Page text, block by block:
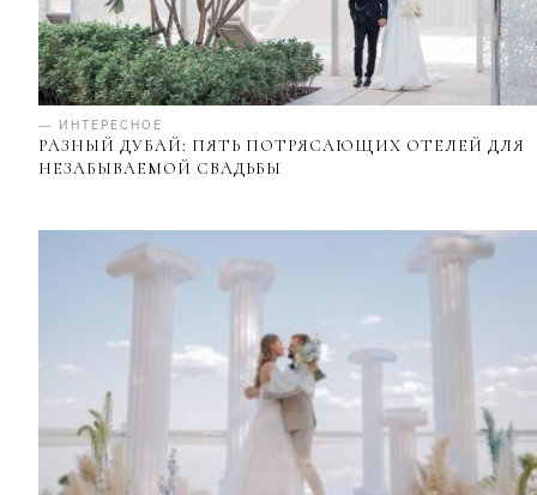
— ИНТЕРЕСНОЕ
РАЗНЫЙ ДУБАЙ: ПЯТЬ ПОТРЯСАЮЩИХ ОТЕЛЕЙ ДЛЯ
НЕЗАБЫВАЕМОЙ СВАДЬБЫ